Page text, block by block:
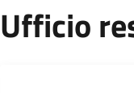
Ufficio